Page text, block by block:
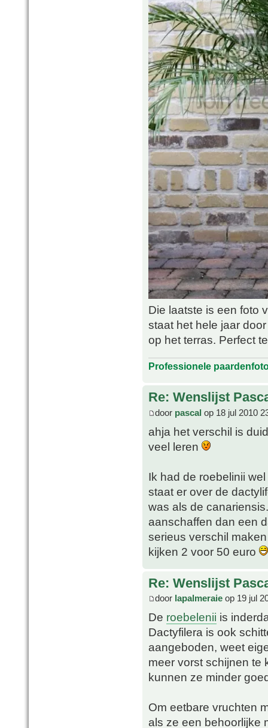
Die laatste is een foto
staat het hele jaar
op het terras. Perfect
Professionele
Re: Wenslijst
door pascal op 18 jul 2010
ahja het verschil is
veel leren
Ik had de roebelinii
staat er over de
was als de
aanschaffen dan een
serieus verschil
kijken 2 voor 50 euro
Re: Wenslijst
door lapalmeraie op 19 jul
De roebelenii is
Dactyfilera is ook
aangeboden, weet
meer vorst schijnen te
kunnen ze minder
Om eetbare vruchten
als ze een behoorlijke